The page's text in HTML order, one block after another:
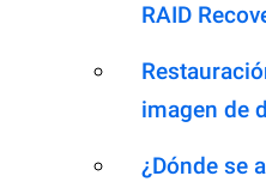
RAID
imagen de
¿Dónde se